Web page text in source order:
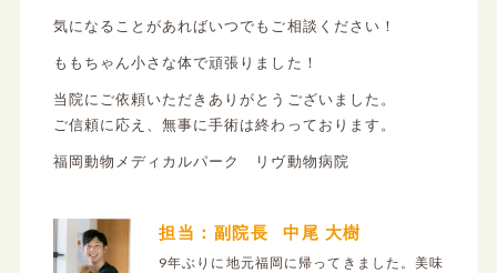
気になることがあればいつでもご相談ください！
ももちゃん小さな体で頑張りました！
当院にご依頼いただきありがとうございました。
ご信頼に応え、無事に手術は終わっております。
福岡動物メディカルパーク リヴ動物病院
担当：副院長 中尾 大樹
9年ぶりに地元福岡に帰ってきました。美味